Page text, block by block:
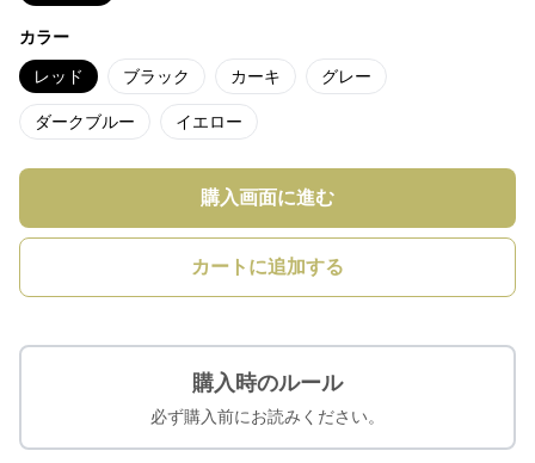
カラー
レッド ブラック カーキ グレー
ダークブルー イエロー
購入画面に進む
カートに追加する
購入時のルール
必ず購入前にお読みください。